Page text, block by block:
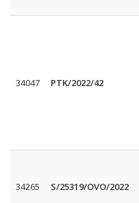
34047 PTK/2022/42
34265 S/25319/OVO/2022